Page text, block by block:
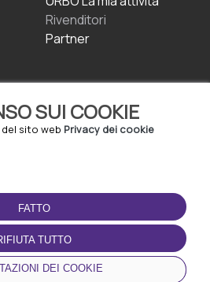
SUI COOKIE
sito web Privacy dei cookie
FATTO
TUTTO
DEI COOKIE
Rivenditori
Partner
SCARICA L'APP